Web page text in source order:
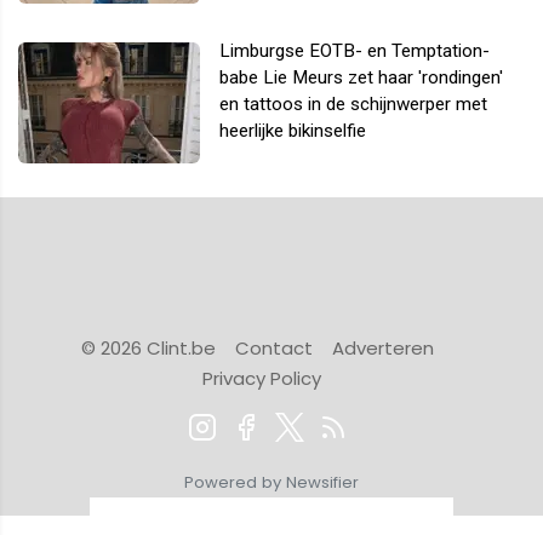
Limburgse EOTB- en Temptation-
babe Lie Meurs zet haar 'rondingen'
en tattoos in de schijnwerper met
heerlijke bikinselfie
© 2026 Clint.be Contact
Adverteren
Privacy Policy
Powered by Newsifier